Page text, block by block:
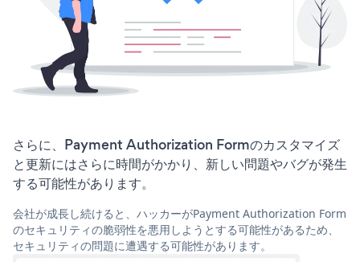
さらに、Payment Authorization Formのカスタマイズ
と更新にはさらに時間がかかり、新しい問題やバグが発生
する可能性があります。
会社が成長し続けると、ハッカーがPayment Authorization Form
のセキュリティの脆弱性を悪用しようとする可能性があるため、
セキュリティの問題に遭遇する可能性があります。